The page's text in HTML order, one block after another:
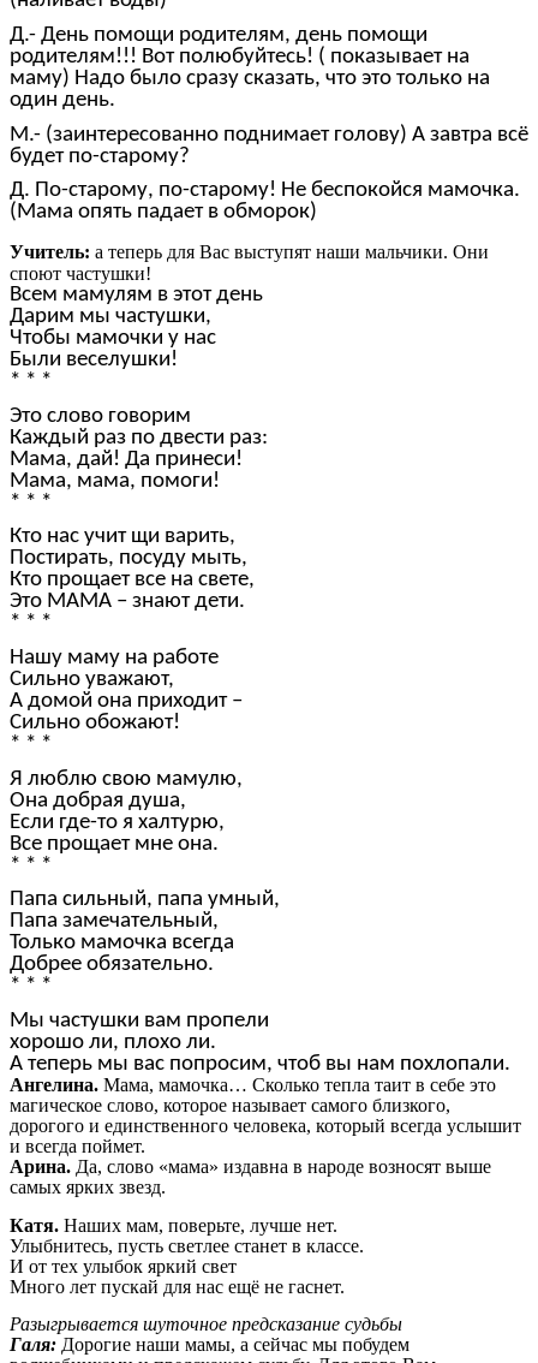
Д.- День помощи родителям, день помощи
родителям!!! Вот полюбуйтесь! ( показывает на
маму) Надо было сразу сказать, что это только на
один день.
М.- (заинтересованно поднимает голову) А завтра всё
будет по-старому?
Д. По-старому, по-старому! Не беспокойся мамочка.
(Мама опять падает в обморок)
Учитель: а теперь для Вас выступят наши мальчики. Они
споют частушки!
Всем мамулям в этот день
Дарим мы частушки,
Чтобы мамочки у нас
Были веселушки!
* * *
Это слово говорим
Каждый раз по двести раз:
Мама, дай! Да принеси!
Мама, мама, помоги!
* * *
Кто нас учит щи варить,
Постирать, посуду мыть,
Кто прощает все на свете,
Это МАМА – знают дети.
* * *
Нашу маму на работе
Сильно уважают,
А домой она приходит –
Сильно обожают!
* * *
Я люблю свою мамулю,
Она добрая душа,
Если где-то я халтурю,
Все прощает мне она.
* * *
Папа сильный, папа умный,
Папа замечательный,
Только мамочка всегда
Добрее обязательно.
* * *
Мы частушки вам пропели
хорошо ли, плохо ли.
А теперь мы вас попросим, чтоб вы нам похлопали.
Ангелина. Мама, мамочка… Сколько тепла таит в себе это
магическое слово, которое называет самого близкого,
дорогого и единственного человека, который всегда услышит
и всегда поймет.
Арина. Да, слово «мама» издавна в народе возносят выше
самых ярких звезд.
Катя. Наших мам, поверьте, лучше нет.
Улыбнитесь, пусть светлее станет в классе.
И от тех улыбок яркий свет
Много лет пускай для нас ещё не гаснет.
Разыгрывается шуточное предсказание судьбы
Галя: Дорогие наши мамы, а сейчас мы побудем